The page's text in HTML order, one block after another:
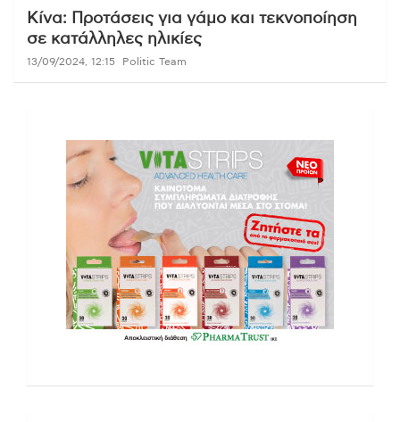
Κίνα: Προτάσεις για γάμο και τεκνοποίηση
σε κατάλληλες ηλικίες
13/09/2024, 12:15 Politic Team